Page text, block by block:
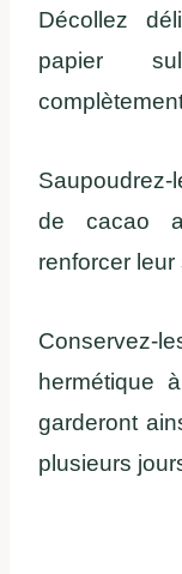
Décollez
papier
de cacao
renforcer
Conservez-
hermétique
garderont
plusieurs